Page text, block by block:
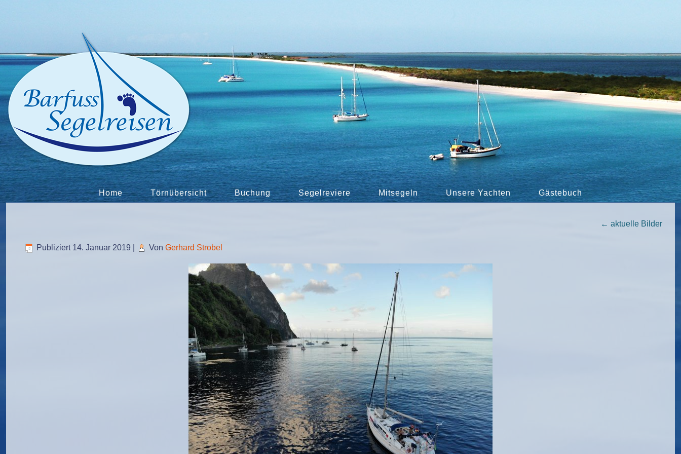
Home Törnübersicht Buchung Segelreviere Mitsegeln Unsere Yachten Gästebuch
← aktuelle Bilder
Publiziert 14. Januar 2019 Von Gerhard Strobel